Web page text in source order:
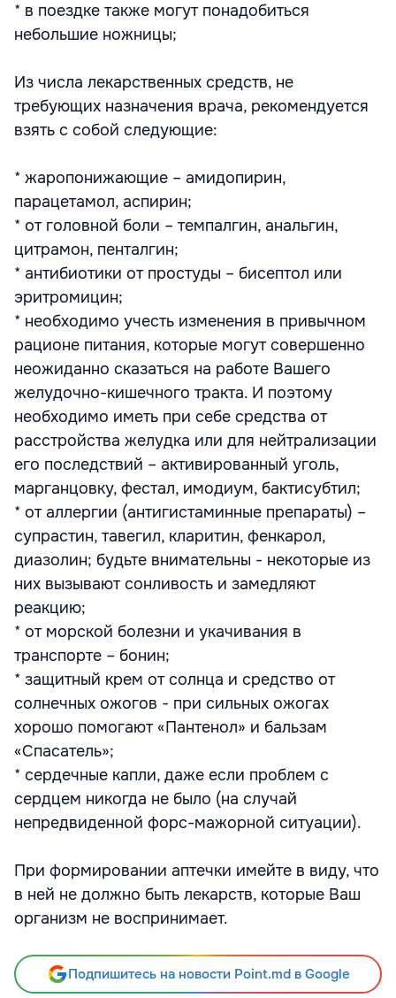
* в поездке также могут понадобиться
небольшие ножницы;
Из числа лекарственных средств, не
требующих назначения врача, рекомендуется
взять с собой следующие:
* жаропонижающие – амидопирин,
парацетамол, аспирин;
* от головной боли – темпалгин, анальгин,
цитрамон, пенталгин;
* антибиотики от простуды – бисептол или
эритромицин;
* необходимо учесть изменения в привычном
рационе питания, которые могут совершенно
неожиданно сказаться на работе Вашего
желудочно-кишечного тракта. И поэтому
необходимо иметь при себе средства от
расстройства желудка или для нейтрализации
его последствий – активированный уголь,
марганцовку, фестал, имодиум, бактисубтил;
* от аллергии (антигистаминные препараты) –
супрастин, тавегил, кларитин, фенкарол,
диазолин; будьте внимательны - некоторые из
них вызывают сонливость и замедляют
реакцию;
* от морской болезни и укачивания в
транспорте – бонин;
* защитный крем от солнца и средство от
солнечных ожогов - при сильных ожогах
хорошо помогают «Пантенол» и бальзам
«Спасатель»;
* сердечные капли, даже если проблем с
сердцем никогда не было (на случай
непредвиденной форс-мажорной ситуации).
При формировании аптечки имейте в виду, что
в ней не должно быть лекарств, которые Ваш
организм не воспринимает.
Подпишитесь на новости Point.md в Google